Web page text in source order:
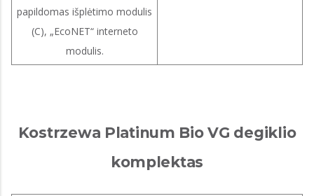
papildomas išplėtimo modulis
(C), „EcoNET“ interneto
modulis.
Kostrzewa Platinum Bio VG degiklio
komplektas